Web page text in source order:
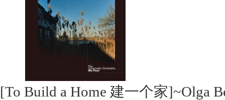
[To Build a Home 建一个家]~Olga